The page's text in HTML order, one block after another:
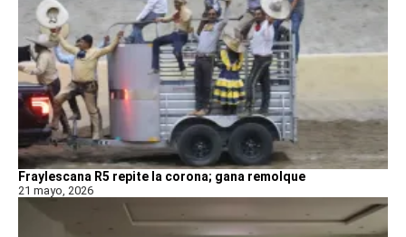
Fraylescana R5 repite la corona; gana remolque
21 mayo, 2026